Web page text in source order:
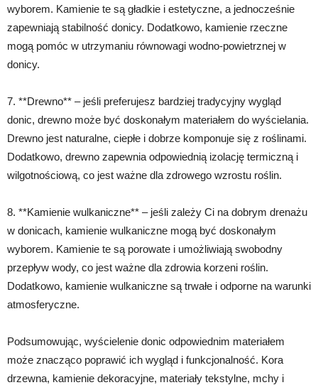
wyborem. Kamienie te są gładkie i estetyczne, a jednocześnie
zapewniają stabilność donicy. Dodatkowo, kamienie rzeczne
mogą pomóc w utrzymaniu równowagi wodno-powietrznej w
donicy.
7. **Drewno** – jeśli preferujesz bardziej tradycyjny wygląd
donic, drewno może być doskonałym materiałem do wyścielania.
Drewno jest naturalne, ciepłe i dobrze komponuje się z roślinami.
Dodatkowo, drewno zapewnia odpowiednią izolację termiczną i
wilgotnościową, co jest ważne dla zdrowego wzrostu roślin.
8. **Kamienie wulkaniczne** – jeśli zależy Ci na dobrym drenażu
w donicach, kamienie wulkaniczne mogą być doskonałym
wyborem. Kamienie te są porowate i umożliwiają swobodny
przepływ wody, co jest ważne dla zdrowia korzeni roślin.
Dodatkowo, kamienie wulkaniczne są trwałe i odporne na warunki
atmosferyczne.
Podsumowując, wyścielenie donic odpowiednim materiałem
może znacząco poprawić ich wygląd i funkcjonalność. Kora
drzewna, kamienie dekoracyjne, materiały tekstylne, mchy i